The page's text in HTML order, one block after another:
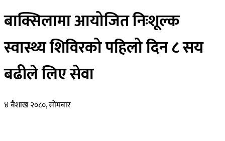
बाक्सिलामा आयोजित निःशूल्क
स्वास्थ्य शिविरको पहिलो दिन ८ सय
बढीले लिए सेवा
४ बैशाख २०८०, सोमबार